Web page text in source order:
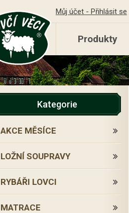
Můj účet - Přihlásit se
Produkty
Kategorie
AKCE MĚSÍCE
LOŽNÍ SOUPRAVY
RYBÁŘI LOVCI
MATRACE